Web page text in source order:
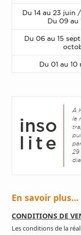
Du 14 au 23 juin
Du 09 au
Du 06 au 15
Du 01 au
À
le
29
En savoir plus…
CONDITIONS DE
Les conditions de la